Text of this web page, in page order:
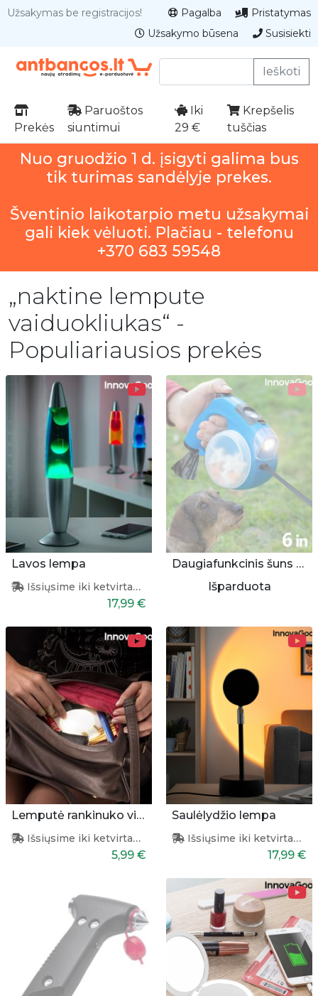
Užsakymas be registracijos! Pagalba
Pristatymas
Užsakymo būsena
Susisiekti
Ieškoti
Prekės
Paruoštos
siuntimui
Iki
29 €
Krepšelis
tuščias
Nuo gruodžio 1 d. įsigyti galima bus
tik turimas sandėlyje prekes.
Šventinio laikotarpio metu užsakymai
gali kiek vėluoti. Plačiau - telefonu
+370 683 59548
„naktine lempute
vaiduokliukas“ -
Populiariausios prekės
Lavos lempa
Išsiųsime iki ketvirtadienio
17,99 €
Daugiafunkcinis šuns pavadėlis
Išparduota
Lemputė rankinuko vidui apšviesti
Išsiųsime iki ketvirtadienio
5,99 €
Saulėlydžio lempa
Išsiųsime iki ketvirtadienio
17,99 €